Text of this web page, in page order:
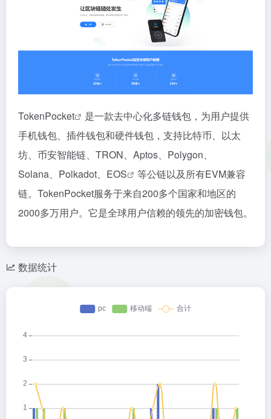
TokenPocket
是一款去中心化多链钱包，为用户提供
手机钱包、插件钱包和硬件钱包，支持比特币、以太
坊、币安智能链、TRON、Aptos、Polygon、
Solana、Polkadot、 EOS
等公链以及所有EVM兼容
链。TokenPocket服务于来自200多个国家和地区的
2000多万用户。它是全球用户信赖的领先的加密钱包。
数据统计